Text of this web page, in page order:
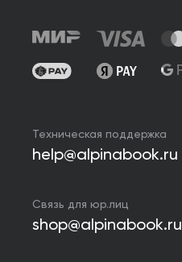
Техническая поддержка
help@alpinabook.ru
Связь для юр.лиц
shop@alpinabook.ru